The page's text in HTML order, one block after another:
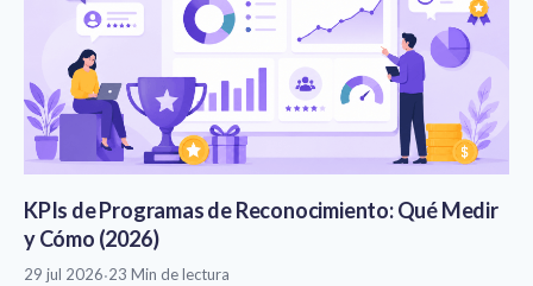
KPIs de Programas de Reconocimiento: Qué Medir
y Cómo (2026)
29 jul 2026·23 Min de lectura